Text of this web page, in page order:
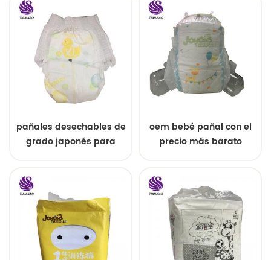
pantalones de pañales
para bebés
pañales desechables de
grado japonés para
de plástico estilo niños
pequeños pañal
oem bebé pañal con el
precio más barato
encantadores